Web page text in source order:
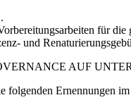
für
und
AUF
folgenden Ernennungen